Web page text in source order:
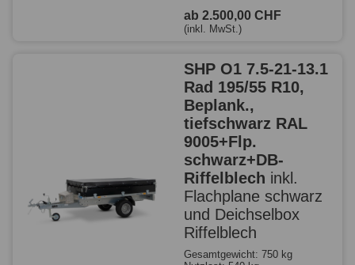
ab 2.500,00 CHF
(inkl. MwSt.)
SHP O1 7.5-21-13.1
Rad 195/55 R10,
Beplank.,
tiefschwarz RAL
9005+Flp.
schwarz+DB-
Riffelblech inkl.
Flachplane schwarz
und Deichselbox
Riffelblech
Gesamtgewicht: 750 kg